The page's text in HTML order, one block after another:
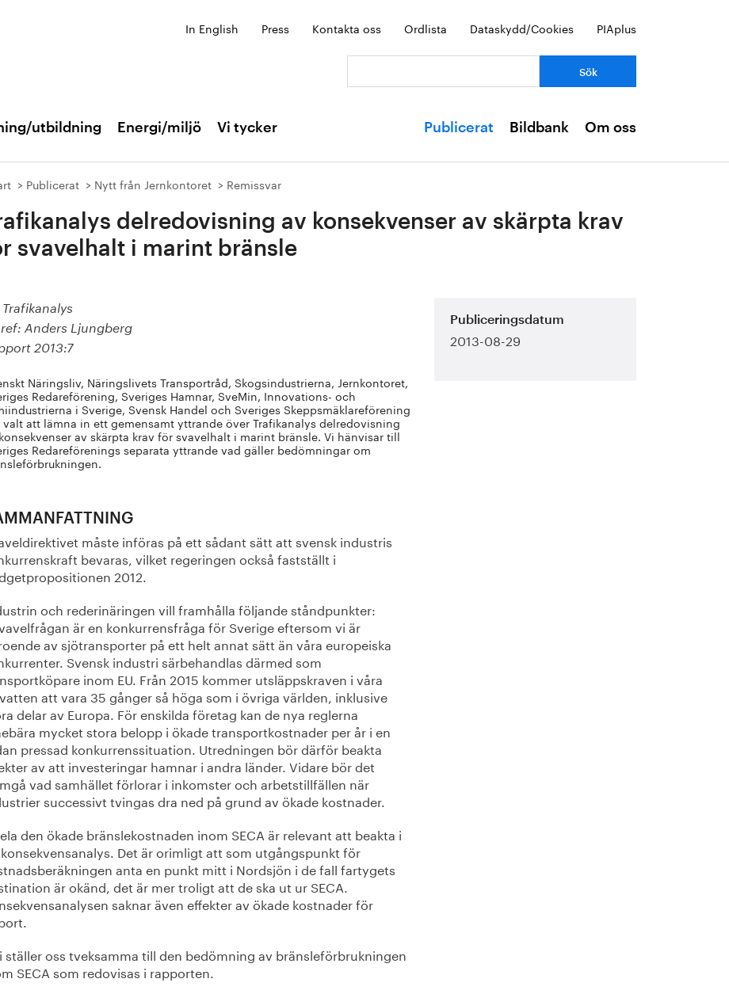
In English Press Kontakta oss Ordlista Dataskydd/Cookies PIAplus
utbildning Energi/miljö Vi tycker Publicerat Bildbank Om oss
Publicerat Nytt från Jernkontoret Remissvar
delredovisning av konsekvenser av skärpta krav
svavelhalt i marint bränsle
Trafikanalys
ref: Anders Ljungberg
2013:7
Näringsliv, Näringslivets Transportråd, Skogsindustrierna, Jernkontoret,
Redareförening, Sveriges Hamnar, SveMin, Innovations- och
i Sverige, Svensk Handel och Sveriges Skeppsmäklareförening
valt att lämna in ett gemensamt yttrande över Trafikanalys delredovisning
av skärpta krav för svavelhalt i marint bränsle. Vi hänvisar till
Redareförenings separata yttrande vad gäller bedömningar om
måste införas på ett sådant sätt att svensk industris
bevaras, vilket regeringen också fastställt i
2012.
och rederinäringen vill framhålla följande ståndpunkter:
är en konkurrensfråga för Sverige eftersom vi är
av sjötransporter på ett helt annat sätt än våra europeiska
Svensk industri särbehandlas därmed som
inom EU. Från 2015 kommer utsläppskraven i våra
att vara 35 gånger så höga som i övriga världen, inklusive
delar av Europa. För enskilda företag kan de nya reglerna
mycket stora belopp i ökade transportkostnader per år i en
pressad konkurrenssituation. Utredningen bör därför beakta
av att investeringar hamnar i andra länder. Vidare bör det
vad samhället förlorar i inkomster och arbetstillfällen när
successivt tvingas dra ned på grund av ökade kostnader.
den ökade bränslekostnaden inom SECA är relevant att beakta i
Det är orimligt att som utgångspunkt för
anta en punkt mitt i Nordsjön i de fall fartygets
är okänd, det är mer troligt att de ska ut ur SECA.
saknar även effekter av ökade kostnader för
ställer oss tveksamma till den bedömning av bränsleförbrukningen
SECA som redovisas i rapporten.
Publiceringsdatum
2013-08-29